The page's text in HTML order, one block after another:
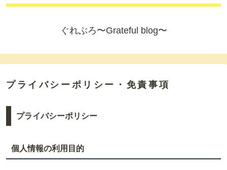
ぐれぶろ〜Grateful blog〜
プライバシーポリシー・免責事項
プライバシーポリシー
個人情報の利用目的